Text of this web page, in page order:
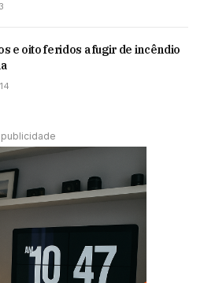
e oito feridos a fugir de incêndio
publicidade